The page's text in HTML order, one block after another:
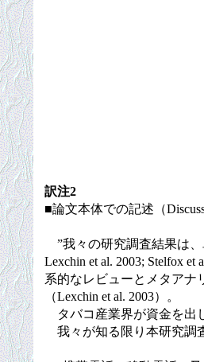
訳注2
■論文本体での記述（
”我々の研究調査結果は、
Lexchin et al. 2003; Stelfox
系的なレビューとメタアナ
（Lexchin et al. 2003）。
タバコ産業界が資金を出
我々が知る限り本研究調